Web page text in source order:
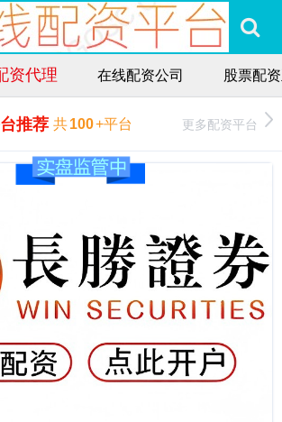
资代理 在线配资公司 股票配
推荐 共100+平台 更多配资平台